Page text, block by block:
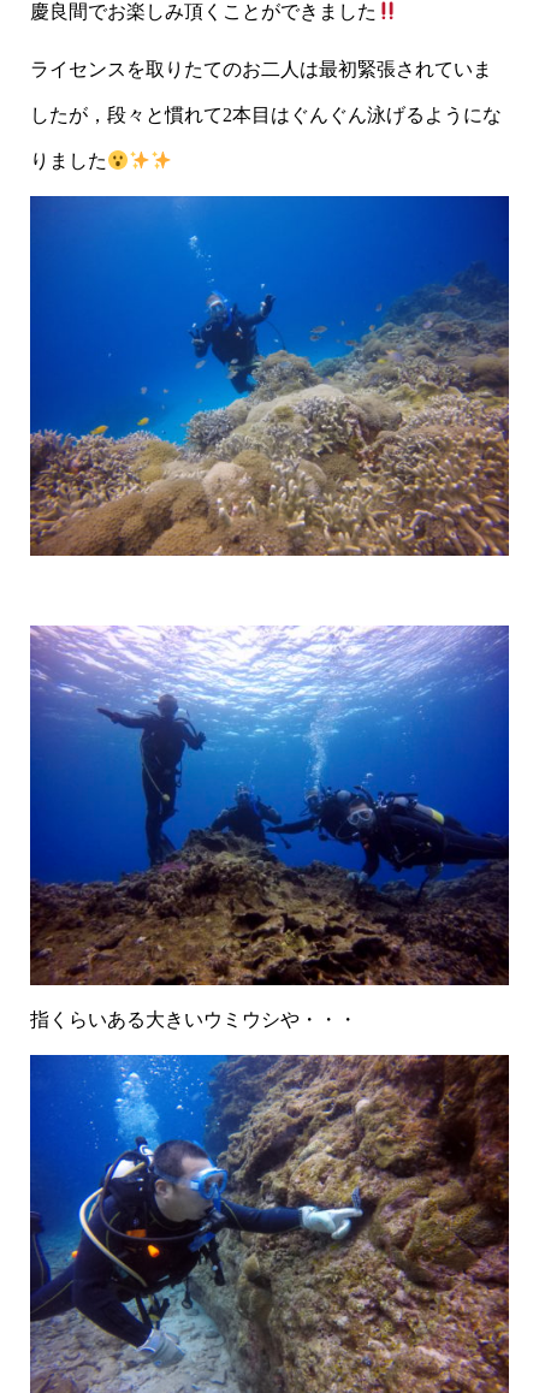
慶良間でお楽しみ頂くことができました
ライセンスを取りたてのお二人は最初緊張されていま
したが，段々と慣れて2本目はぐんぐん泳げるようにな
りました
指くらいある大きいウミウシや・・・